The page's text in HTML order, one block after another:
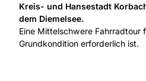
Kreis- und Hansestadt
dem Diemelsee.
Eine Mittelschwere Fahrradtour
Grundkondition erforderlich ist.